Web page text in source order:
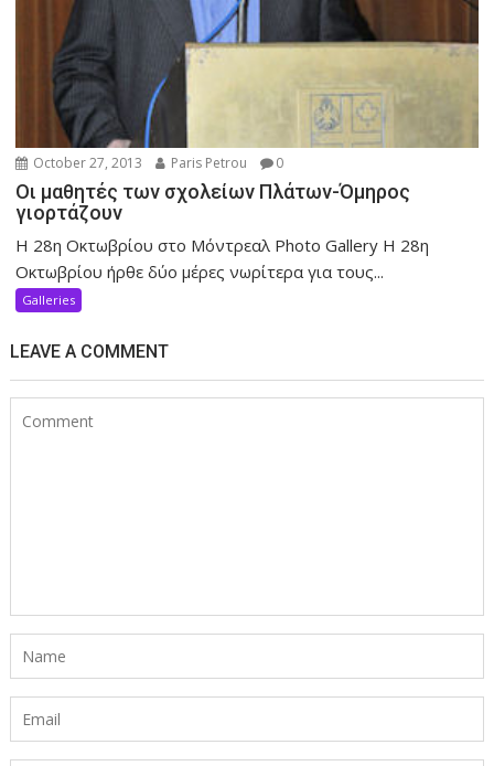
October 27, 2013 Paris Petrou 0
Οι μαθητές των σχολείων Πλάτων-Όμηρος
γιορτάζουν
Η 28η Οκτωβρίου στο Μόντρεαλ Photo Gallery Η 28η
Οκτωβρίου ήρθε δύο μέρες νωρίτερα για τους...
Galleries
LEAVE A COMMENT